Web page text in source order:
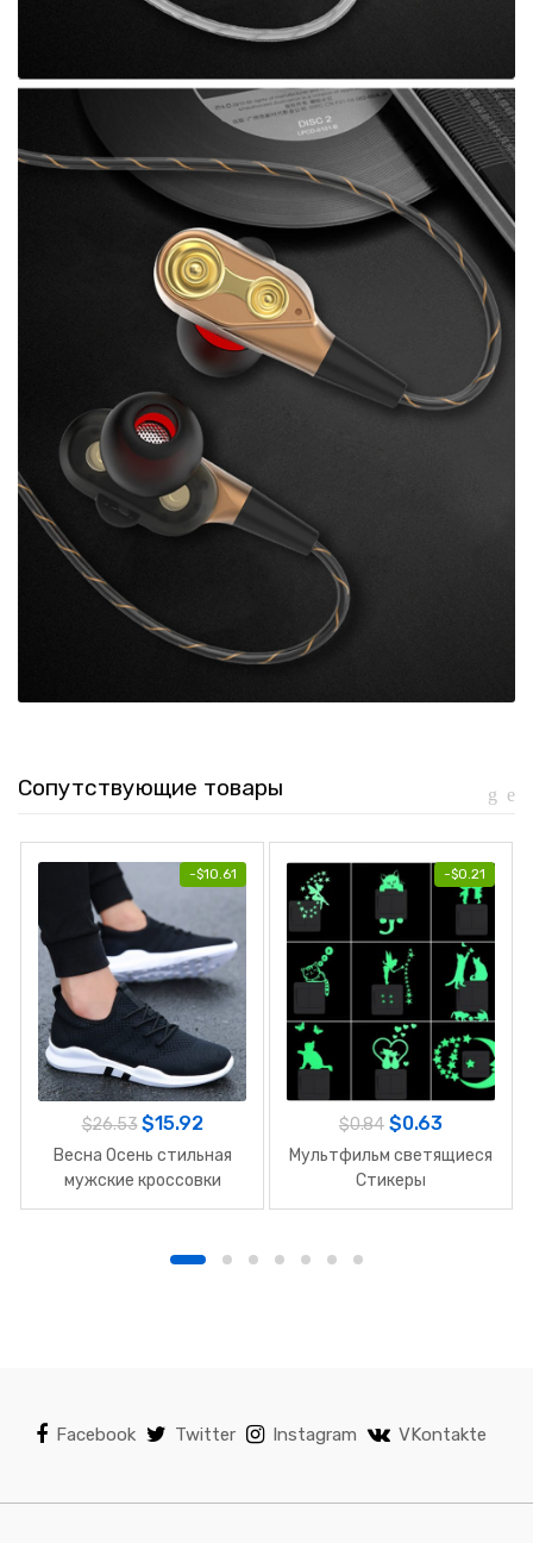
Сопутствующие товары
-$10.61
$26.53 $15.92
Весна Осень стильная
мужские кроссовки
-$0.21
$0.84 $0.63
Мультфильм светящиеся
Стикеры
Facebook Twitter Instagram VKontakte